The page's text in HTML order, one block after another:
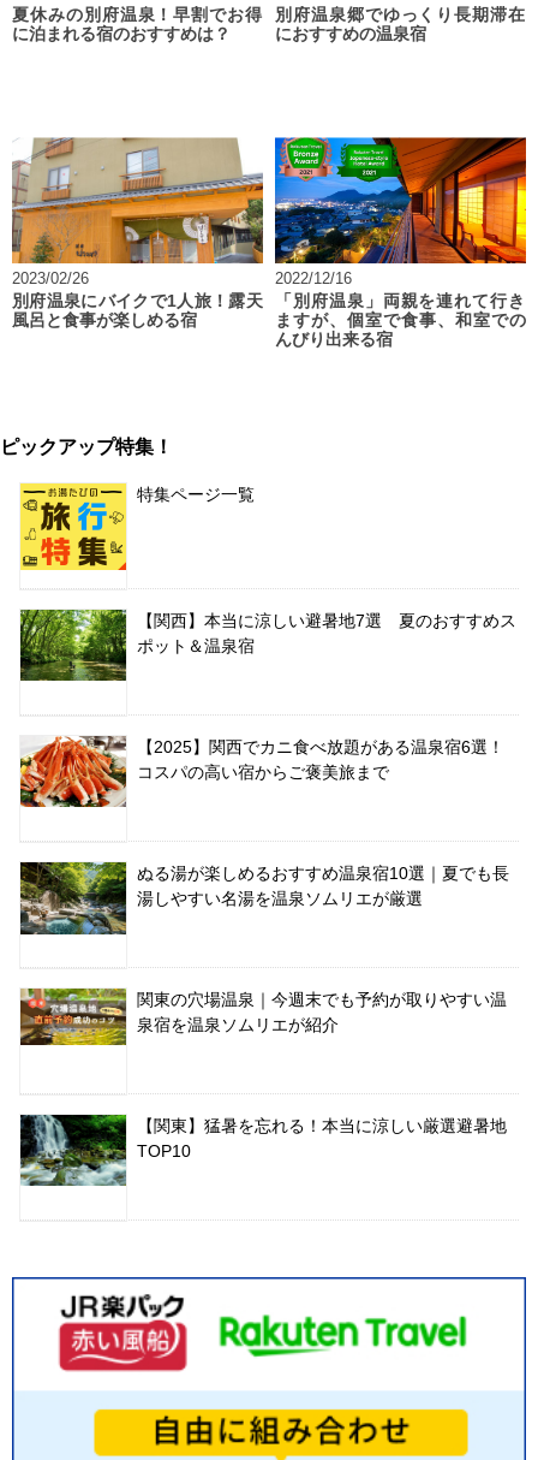
夏休みの別府温泉！早割でお得
に泊まれる宿のおすすめは？
別府温泉郷でゆっくり長期滞在
におすすめの温泉宿
2023/02/26
別府温泉にバイクで1人旅！露天
風呂と食事が楽しめる宿
2022/12/16
「別府温泉」両親を連れて行き
ますが、個室で食事、和室での
んびり出来る宿
ピックアップ特集！
特集ページ一覧
【関西】本当に涼しい避暑地7選 夏のおすすめス
ポット＆温泉宿
【2025】関西でカニ食べ放題がある温泉宿6選！
コスパの高い宿からご褒美旅まで
ぬる湯が楽しめるおすすめ温泉宿10選｜夏でも長
湯しやすい名湯を温泉ソムリエが厳選
関東の穴場温泉｜今週末でも予約が取りやすい温
泉宿を温泉ソムリエが紹介
【関東】猛暑を忘れる！本当に涼しい厳選避暑地
TOP10